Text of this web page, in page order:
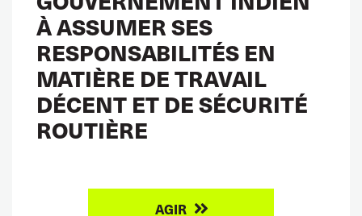
À ASSUMER SES
RESPONSABILITÉS EN
MATIÈRE DE TRAVAIL
DÉCENT ET DE SÉCURITÉ
ROUTIÈRE
AGIR